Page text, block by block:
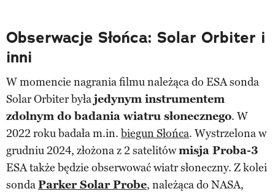
Obserwacje Słońca: Solar Orbiter i
inni
W momencie nagrania filmu należąca do ESA sonda
Solar Orbiter byłajedynym instrumentem
zdolnym do badania wiatru słonecznego. W
2022 roku badała m.in. biegun Słońca. Wystrzelona w
grudniu 2024, złożona z 2 satelitówmisja Proba-3
ESA także będzie obserwować wiatr słoneczny. Z kolei
sondaParker Solar Probe, należąca do NASA,